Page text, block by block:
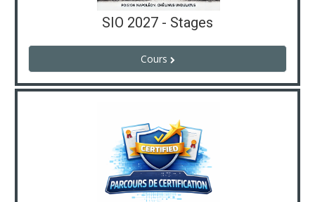
SIO 2027 - Stages
Cours